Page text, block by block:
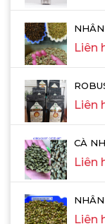
NHÂN
Liên
Liên
CÀ
Liên
Liên